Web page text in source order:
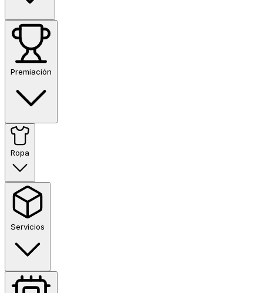
Premiación
Ropa
Servicios